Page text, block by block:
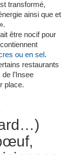
transformé,
ainsi que et
être nocif pour
ou en sel .
restaurants
l’Insee
place.